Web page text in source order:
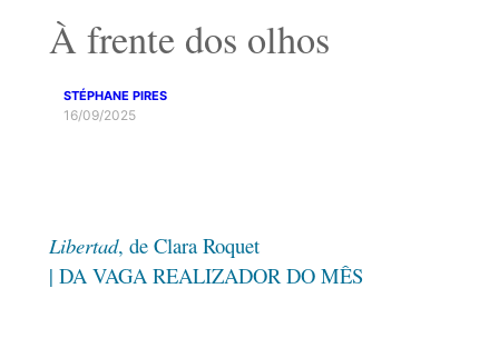
À frente dos olhos
STÉPHANE PIRES
16/09/2025
Libertad, de Clara Roquet
| DA VAGA REALIZADOR DO MÊS